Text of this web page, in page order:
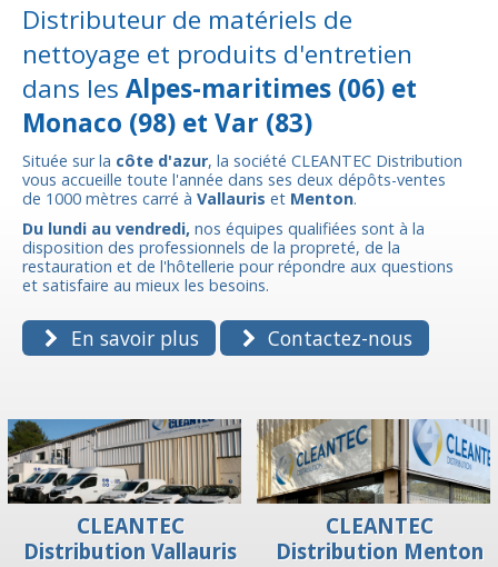
Distributeur de matériels de
nettoyage et produits d'entretien
dans les Alpes-maritimes (06) et
Monaco (98) et Var (83)
Située sur la côte d'azur, la société CLEANTEC Distribution
vous accueille toute l'année dans ses deux dépôts-ventes
de 1000 mètres carré à Vallauris et Menton.
Du lundi au vendredi, nos équipes qualifiées sont à la
disposition des professionnels de la propreté, de la
restauration et de l'hôtellerie pour répondre aux questions
et satisfaire au mieux les besoins.
En savoir plus Contactez-nous
CLEANTEC
Distribution Vallauris
CLEANTEC
Distribution Menton